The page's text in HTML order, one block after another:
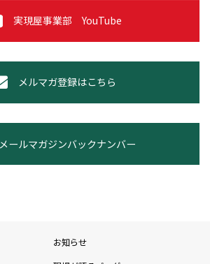
実現屋事業部 YouTube
メルマガ登録はこちら
メールマガジンバックナンバー
お知らせ